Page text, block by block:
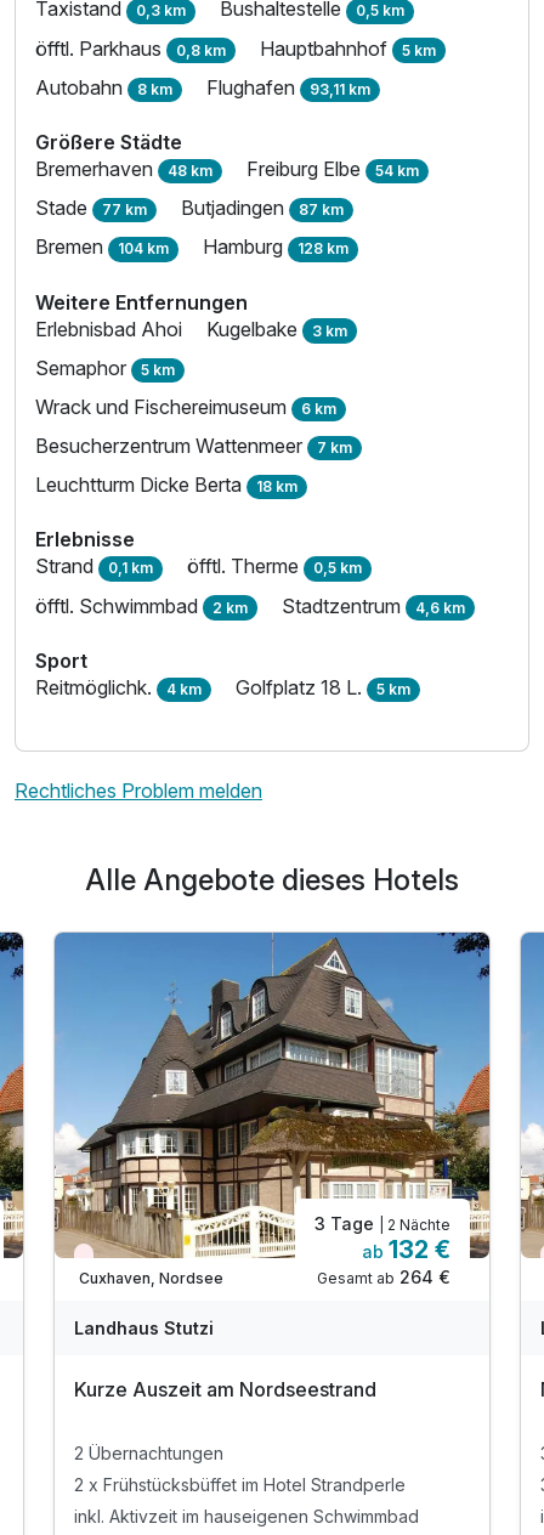
Taxistand 0,3 km Bushaltestelle 0,5 km
öfftl. Parkhaus 0,8 km Hauptbahnhof 5 km
Autobahn 8 km Flughafen 93,11 km
Größere Städte
Bremerhaven 48 km Freiburg Elbe 54 km
Stade 77 km Butjadingen 87 km
Bremen 104 km Hamburg 128 km
Weitere Entfernungen
Erlebnisbad Ahoi
Kugelbake 3 km
Semaphor 5 km
Wrack und Fischereimuseum 6 km
Besucherzentrum Wattenmeer 7 km
Leuchtturm Dicke Berta 18 km
Erlebnisse
Strand 0,1 km öfftl. Therme 0,5 km
öfftl. Schwimmbad 2 km Stadtzentrum 4,6 km
Sport
Reitmöglichk. 4 km Golfplatz 18 L. 5 km
Rechtliches Problem melden
Alle Angebote dieses Hotels
Wieder frei ab November
Cuxhaven, Nordsee
3 Tage | 2 Nächte
ab 132 €
Gesamt ab 264 €
Landhaus Stutzi
Kurze Auszeit am Nordseestrand
2 Übernachtungen
2 x Frühstücksbüffet im Hotel Strandperle
inkl. Aktivzeit im hauseigenen Schwimmbad